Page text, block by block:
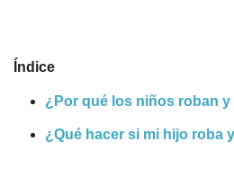
Índice
¿Por qué los niños roban y
¿Qué hacer si mi hijo roba